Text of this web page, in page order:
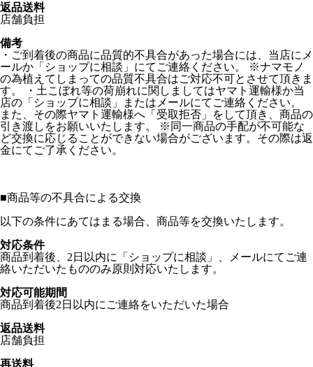
返品送料
店舗負担
備考
・ご到着後の商品に品質的不具合があった場合には、当店にメ
ールか「ショップに相談」にてご連絡ください。 ※ナマモノ
の為植えてしまっての品質不具合はご対応不可とさせて頂きま
す。 ・土こぼれ等の荷崩れに関しましてはヤマト運輸様か当
店の「ショップに相談」またはメールにてご連絡ください。
また、その際ヤマト運輸様へ「受取拒否」をして頂き、商品の
引き渡しをお願いいたします。 ※同一商品の手配が不可能な
ど交換に応じることができない場合がございます。その際は返
金にてご了承ください。
■商品等の不具合による交換
以下の条件にあてはまる場合、商品等を交換いたします。
対応条件
商品到着後、2日以内に「ショップに相談」、メールにてご連
絡いただいたもののみ原則対応いたします。
対応可能期間
商品到着後2日以内にご連絡をいただいた場合
返品送料
店舗負担
再送料